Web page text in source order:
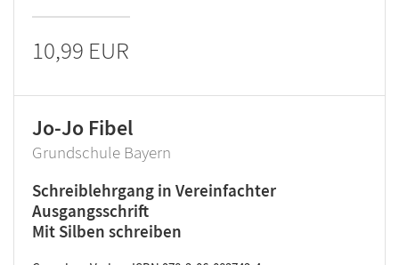
10,99 EUR
Jo-Jo Fibel
Grundschule Bayern
Schreiblehrgang in Vereinfachter
Ausgangsschrift
Mit Silben schreiben